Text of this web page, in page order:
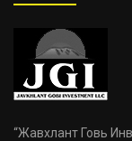
“Жавхлант Говь